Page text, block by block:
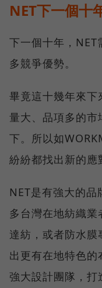
NET下一個十
下一個十年，NET
多競爭優勢。
畢竟這十幾年來下
量大、品項多的市
下。所以如
紛紛都找出新的應
NET是有強大的
多台灣在地紡織業
達紡，或者防水
出更有在地特色
強大設計團隊，